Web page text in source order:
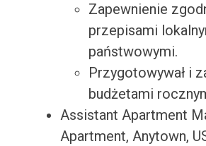
Zapewnienie
przepisami
państwowymi.
Przygotowywał i
budżetami
Assistant Apartment
Apartment, Anytown,